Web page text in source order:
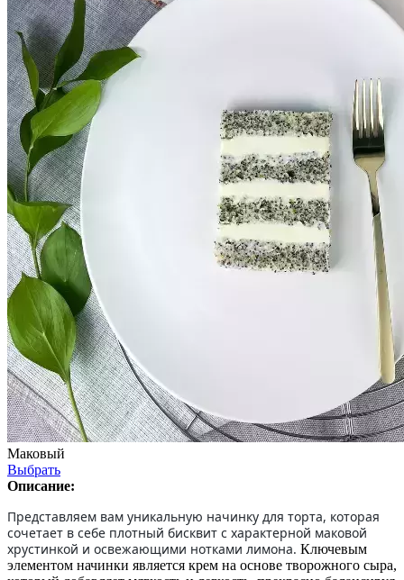
Маковый
Выбрать
Описание:
Представляем вам уникальную начинку для торта, которая
сочетает в себе плотный бисквит с характерной маковой
хрустинкой и освежающими нотками лимона. Ключевым
элементом начинки является крем на основе творожного сыра,